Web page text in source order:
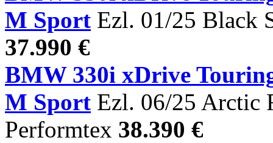
M Sport Ezl. 01/25 Black
37.990 €
BMW 330i xDrive
M Sport Ezl. 06/25 Arctic
Performtex 38.390 €